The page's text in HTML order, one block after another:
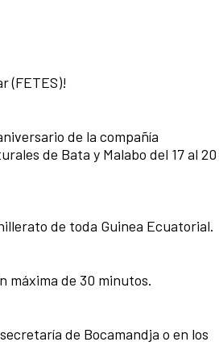
(FETES)!
de la compañía
de Bata y Malabo del 17 al 20
de toda Guinea Ecuatorial.
máxima de 30 minutos.
de Bocamandja o en los